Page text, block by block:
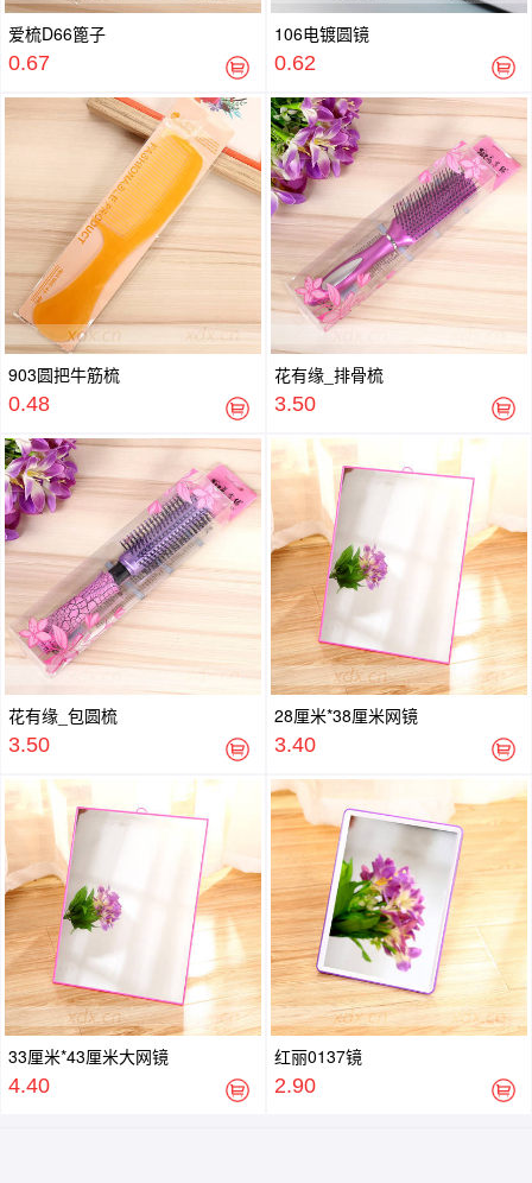
爱梳D66篦子
0.67
106电镀圆镜
0.62
903圆把牛筋梳
0.48
花有缘_排骨梳
3.50
花有缘_包圆梳
3.50
28厘米*38厘米网镜
3.40
33厘米*43厘米大网镜
4.40
红丽0137镜
2.90